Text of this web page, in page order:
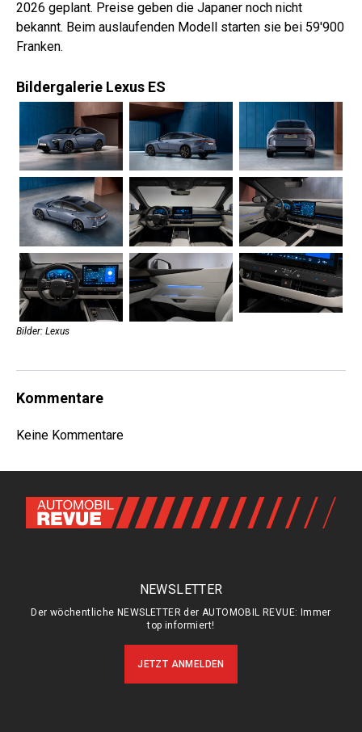
2026 geplant. Preise geben die Japaner noch nicht
bekannt. Beim auslaufenden Modell starten sie bei 59'900
Franken.
Bildergalerie Lexus ES
Bilder: Lexus
Kommentare
Keine Kommentare
NEWSLETTER
Der wöchentliche NEWSLETTER der AUTOMOBIL REVUE: Immer
top informiert!
JETZT ANMELDEN